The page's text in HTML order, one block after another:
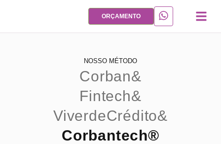
ORÇAMENTO
NOSSO MÉTODO
Corban&
Fintech&
ViverdeCrédito&
Corbantech®